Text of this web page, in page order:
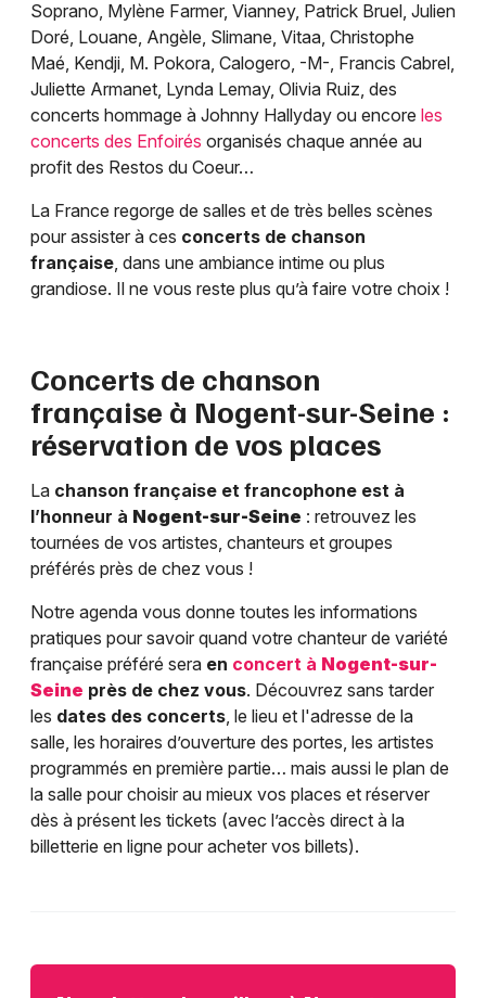
Soprano, Mylène Farmer, Vianney, Patrick Bruel, Julien
Doré, Louane, Angèle, Slimane, Vitaa, Christophe
Maé, Kendji, M. Pokora, Calogero, -M-, Francis Cabrel,
Juliette Armanet, Lynda Lemay, Olivia Ruiz, des
concerts hommage à Johnny Hallyday ou encore les
concerts des Enfoirés organisés chaque année au
profit des Restos du Coeur…
La France regorge de salles et de très belles scènes
pour assister à ces concerts de chanson
française, dans une ambiance intime ou plus
grandiose. Il ne vous reste plus qu’à faire votre choix !
Concerts de chanson
française à Nogent-sur-Seine :
réservation de vos places
La chanson française et francophone est à
l’honneur à Nogent-sur-Seine : retrouvez les
tournées de vos artistes, chanteurs et groupes
préférés près de chez vous !
Notre agenda vous donne toutes les informations
pratiques pour savoir quand votre chanteur de variété
française préféré sera en concert à Nogent-sur-
Seine près de chez vous. Découvrez sans tarder
les dates des concerts, le lieu et l'adresse de la
salle, les horaires d’ouverture des portes, les artistes
programmés en première partie… mais aussi le plan de
la salle pour choisir au mieux vos places et réserver
dès à présent les tickets (avec l’accès direct à la
billetterie en ligne pour acheter vos billets).